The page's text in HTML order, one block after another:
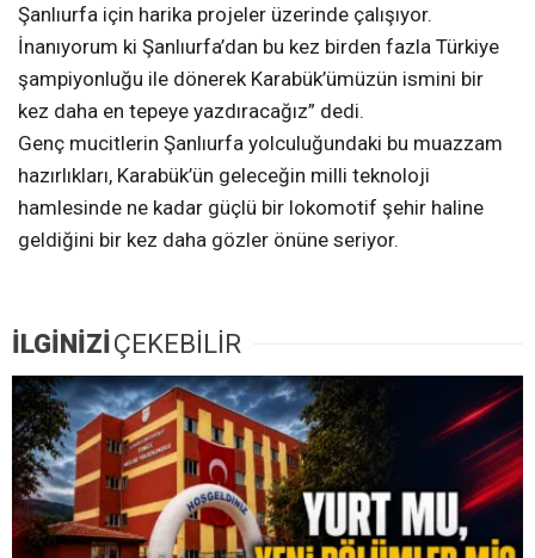
Şanlıurfa için harika projeler üzerinde çalışıyor.
İnanıyorum ki Şanlıurfa’dan bu kez birden fazla Türkiye
şampiyonluğu ile dönerek Karabük’ümüzün ismini bir
kez daha en tepeye yazdıracağız” dedi.
Genç mucitlerin Şanlıurfa yolculuğundaki bu muazzam
hazırlıkları, Karabük’ün geleceğin milli teknoloji
hamlesinde ne kadar güçlü bir lokomotif şehir haline
geldiğini bir kez daha gözler önüne seriyor.
İLGİNİZİÇEKEBİLİR